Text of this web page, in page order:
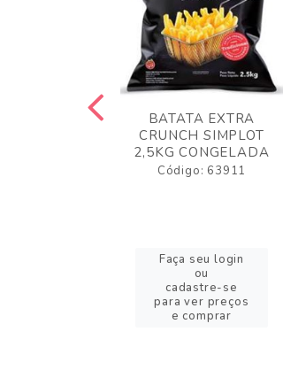
BATATA EXTRA
CRUNCH SIMPLOT
2,5KG CONGELADA
Código: 63911
Faça seu login
ou
cadastre-se
para ver preços
e comprar